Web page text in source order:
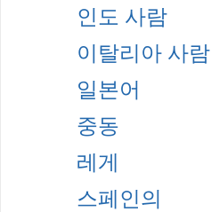
인도 사람
이탈리아 사람
일본어
중동
레게
스페인의